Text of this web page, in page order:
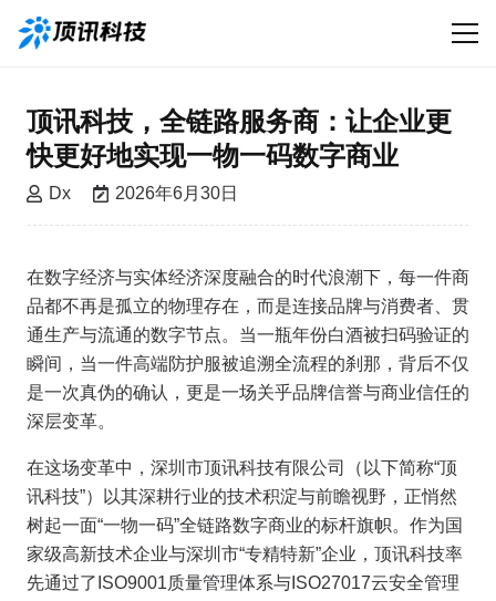
顶讯科技，全链路服务商：让企业更
快更好地实现一物一码数字商业
Dx 2026年6月30日
在数字经济与实体经济深度融合的时代浪潮下，每一件商
品都不再是孤立的物理存在，而是连接品牌与消费者、贯
通生产与流通的数字节点。当一瓶年份白酒被扫码验证的
瞬间，当一件高端防护服被追溯全流程的刹那，背后不仅
是一次真伪的确认，更是一场关乎品牌信誉与商业信任的
深层变革。
在这场变革中，深圳市顶讯科技有限公司（以下简称“顶
讯科技”）以其深耕行业的技术积淀与前瞻视野，正悄然
树起一面“一物一码”全链路数字商业的标杆旗帜。作为国
家级高新技术企业与深圳市“专精特新”企业，顶讯科技率
先通过了ISO9001质量管理体系与ISO27017云安全管理